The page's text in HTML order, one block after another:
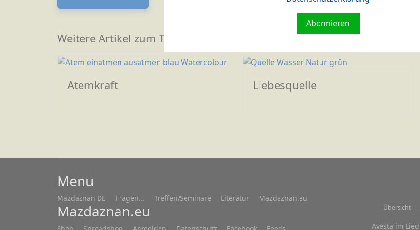
Abonnieren
Weitere Artikel zum Thema
Atemkraft Liebesquelle
Menu
Mazdaznan DE Fragen... Treffen/Seminare Literatur Mazdaznan.eu
Mazdaznan.eu Übersicht
Avesta im Lied